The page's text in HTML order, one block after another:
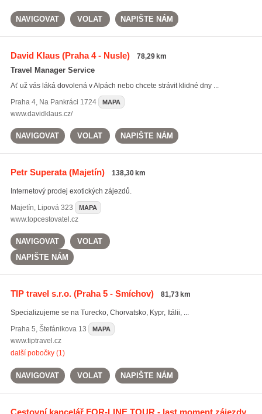
NAVIGOVAT VOLAT NAPIŠTE NÁM
David Klaus(Praha 4 - Nusle) 78,29 km
Travel Manager Service
Ať už vás láká dovolená v Alpách nebo chcete strávit klidné dny ...
Praha 4, Na Pankráci 1724 MAPA
www.davidklaus.cz/
NAVIGOVAT VOLAT NAPIŠTE NÁM
Petr Superata(Majetín) 138,30 km
Internetový prodej exotických zájezdů.
Majetín, Lipová 323 MAPA
www.topcestovatel.cz
NAVIGOVAT
VOLAT
NAPIŠTE NÁM
TIP travel s.r.o.(Praha 5 - Smíchov) 81,73 km
Specializujeme se na Turecko, Chorvatsko, Kypr, Itálii, ...
Praha 5, Štefánikova 13 MAPA
www.tiptravel.cz
další pobočky (1)
NAVIGOVAT VOLAT NAPIŠTE NÁM
Cestovní kancelář FOR-LINE TOUR - last moment zájezdy